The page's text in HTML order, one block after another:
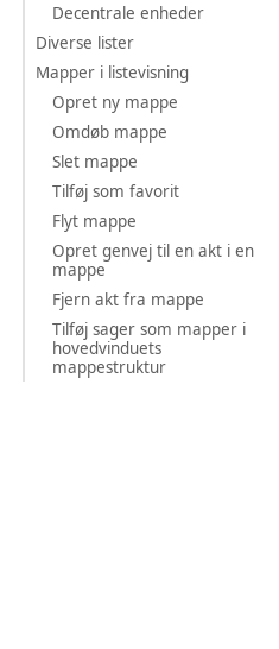
Decentrale enheder
Diverse lister
Mapper i listevisning
Opret ny mappe
Omdøb mappe
Slet mappe
Tilføj som favorit
Flyt mappe
Opret genvej til en akt i en
mappe
Fjern akt fra mappe
Tilføj sager som mapper i
hovedvinduets
mappestruktur